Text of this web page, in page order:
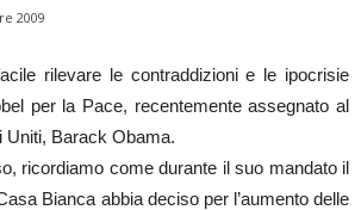
2009
rilevare le contraddizioni e le ipocrisie
per la Pace, recentemente assegnato al
Uniti, Barack Obama.
ricordiamo come durante il suo mandato il
Bianca abbia deciso per l’aumento delle